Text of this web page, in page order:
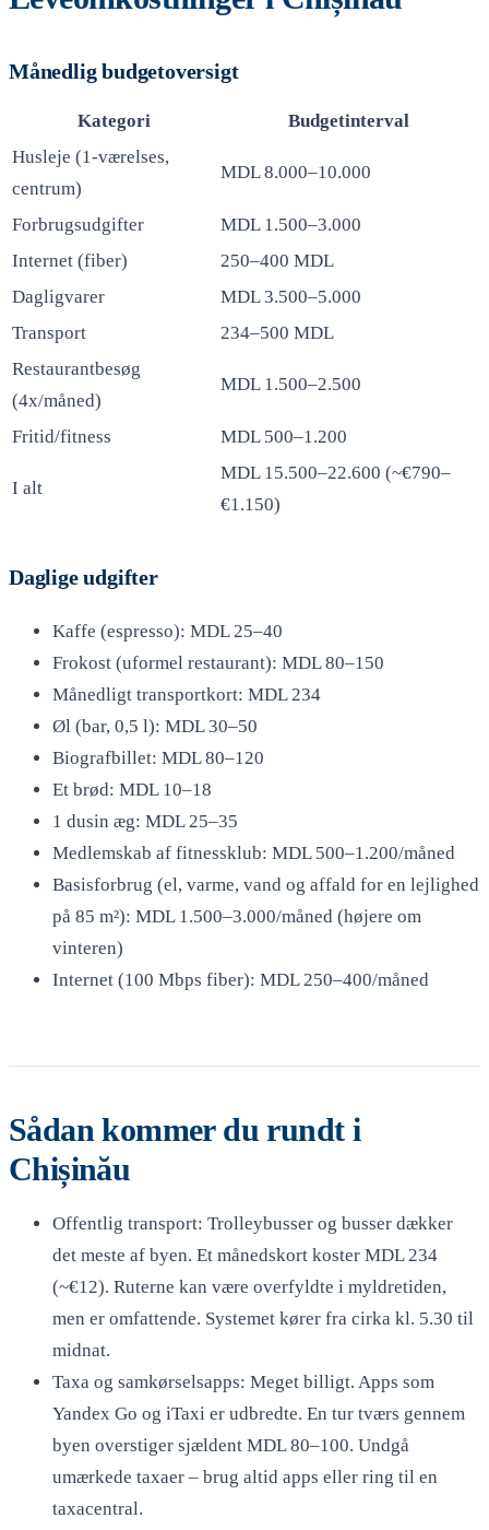
Månedlig budgetoversigt
Kategori
Budgetinterval
Husleje (1-værelses,
centrum)
MDL 8.000–10.000
Forbrugsudgifter
MDL 1.500–3.000
Internet (fiber)
250–400 MDL
Dagligvarer
MDL 3.500–5.000
Transport
234–500 MDL
Restaurantbesøg
(4x/måned)
MDL 1.500–2.500
Fritid/fitness MDL 500–1.200
I alt
MDL 15.500–22.600 (~€790–
€1.150)
Daglige udgifter
Kaffe (espresso): MDL 25–40
Frokost (uformel restaurant): MDL 80–150
Månedligt transportkort: MDL 234
Øl (bar, 0,5 l): MDL 30–50
Biografbillet: MDL 80–120
Et brød: MDL 10–18
1 dusin æg: MDL 25–35
Medlemskab af fitnessklub: MDL 500–1.200/måned
Basisforbrug (el, varme, vand og affald for en lejlighed
på 85 m²): MDL 1.500–3.000/måned (højere om
vinteren)
Internet (100 Mbps fiber): MDL 250–400/måned
Sådan kommer du rundt i
Chișinău
Offentlig transport: Trolleybusser og busser dækker
det meste af byen. Et månedskort koster MDL 234
(~€12). Ruterne kan være overfyldte i myldretiden,
men er omfattende. Systemet kører fra cirka kl. 5.30 til
midnat.
Taxa og samkørselsapps: Meget billigt. Apps som
Yandex Go og iTaxi er udbredte. En tur tværs gennem
byen overstiger sjældent MDL 80–100. Undgå
umærkede taxaer – brug altid apps eller ring til en
taxacentral.